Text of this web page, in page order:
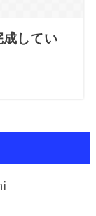
してい